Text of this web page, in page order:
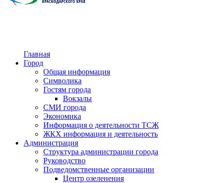
Главная
Город
Общая информация
Символика
Гостям города
Вокзалы
СМИ города
Экономика
Информация о деятельности ТСЖ
ЖКХ информация и деятельность
Администрация
Структура администрации города
Руководство
Подведомственные организации
Центр озеленения